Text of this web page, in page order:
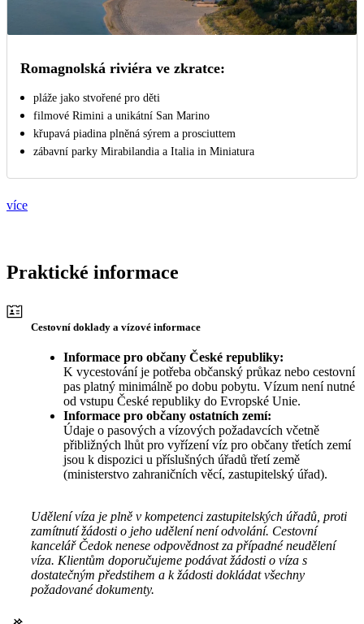
Romagnolská riviéra ve zkratce:
pláže jako stvořené pro děti
filmové Rimini a unikátní San Marino
křupavá piadina plněná sýrem a prosciuttem
zábavní parky Mirabilandia a Italia in Miniatura
více
Praktické informace
Cestovní doklady a vízové informace
Informace pro občany České republiky:
K vycestování je potřeba občanský průkaz nebo cestovní
pas platný minimálně po dobu pobytu. Vízum není nutné
od vstupu České republiky do Evropské Unie.
Informace pro občany ostatních zemí:
Údaje o pasových a vízových požadavcích včetně
přibližných lhůt pro vyřízení víz pro občany třetích zemí
jsou k dispozici u příslušných úřadů třetí země
(ministerstvo zahraničních věcí, zastupitelský úřad).
Udělení víza je plně v kompetenci zastupitelských úřadů, proti
zamítnutí žádosti o jeho udělení není odvolání. Cestovní
kancelář Čedok nenese odpovědnost za případné neudělení
víza. Klientům doporučujeme podávat žádosti o víza s
dostatečným předstihem a k žádosti dokládat všechny
požadované dokumenty.